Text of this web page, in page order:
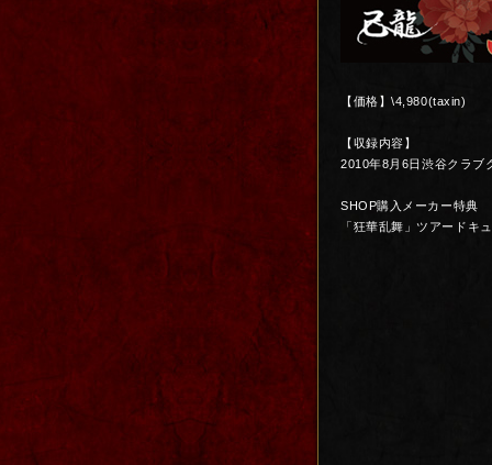
【価格】\4,980(taxin)
【収録内容】
2010年8月6日渋谷クラブ
SHOP購入メーカー特典
「狂華乱舞」ツアードキ